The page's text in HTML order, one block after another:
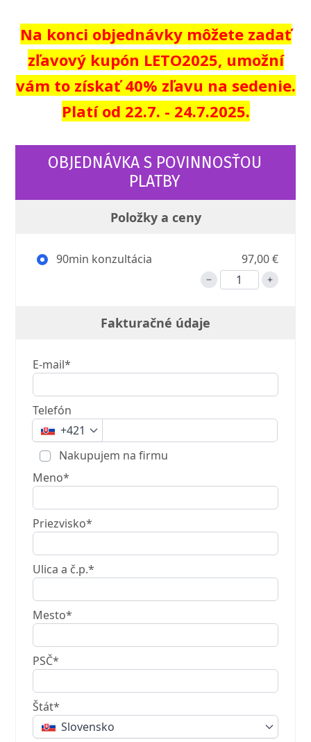
Na konci objednávky môžete zadať
zľavový kupón LETO2025, umožní
vám to získať 40% zľavu na sedenie.
Platí od 22.7. - 24.7.2025.
OBJEDNÁVKA S POVINNOSŤOU
PLATBY
Položky a ceny
90min konzultácia 97,00 €
Fakturačné údaje
E-mail*
Telefón
+421
Nakupujem na firmu
Meno*
Priezvisko*
Ulica a č.p.*
Mesto*
PSČ*
Štát*
Slovensko